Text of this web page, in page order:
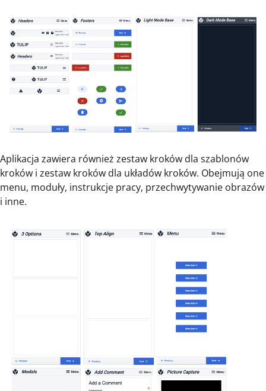
Aplikacja zawiera również zestaw kroków dla szablonów
kroków i zestaw kroków dla układów kroków. Obejmują one
menu, moduły, instrukcje pracy, przechwytywanie obrazów
i inne.